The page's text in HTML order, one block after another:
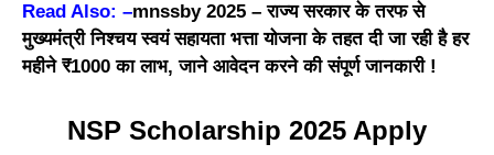
Read Also: –mnssby 2025 – राज्य सरकार के तरफ से
मुख्यमंत्री निश्चय स्वयं सहायता भत्ता योजना के तहत दी जा रही है हर
महीने ₹1000 का लाभ, जाने आवेदन करने की संपूर्ण जानकारी !
NSP Scholarship 2025 Apply